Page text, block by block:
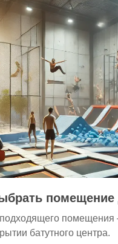
помещение
помещения
батутного центра.